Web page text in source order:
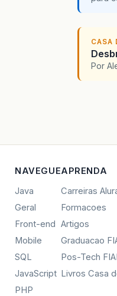
CASA
Por
NAVEGUE
Java
Geral
Front-end
Mobile
SQL
JavaScript
PHP
APRENDA
Carreiras
Formacoes
Artigos
Graduacao
Pos-Tech
Livros Casa